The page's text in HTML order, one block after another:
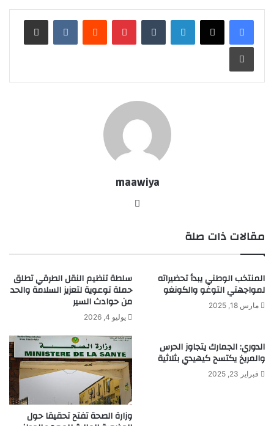
لينكدإن بينتيريست مشاركة عبر البريد
طباعة
maawiya
مقالات ذات صلة
المنتخب الوطني يبدأ تحضيراته
لمواجهتي التوغو والكونغو
مارس 18, 2025
سلطة تنظيم النقل الطرقي تطلق
حملة توعوية لتعزيز السلامة والحد
من حوادث السير
يوليو 4, 2026
الدوري: الجمارك يتجاوز الحرس
والمريخ يكتسح كيهيدي بثلاثية
فبراير 23, 2025
وزارة الصحة تفتح تحقيقا حول